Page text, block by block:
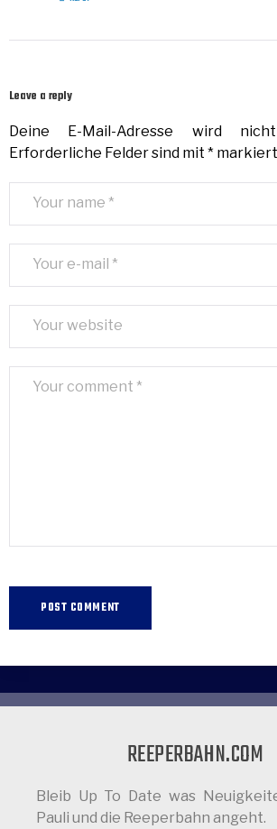
Leave a reply
Deine E-Mail-Adresse wird
Erforderliche Felder sind mit * markiert
REEPERBAHN.COM
Bleib Up To Date was
Pauli und die Reeperbahn angeht.